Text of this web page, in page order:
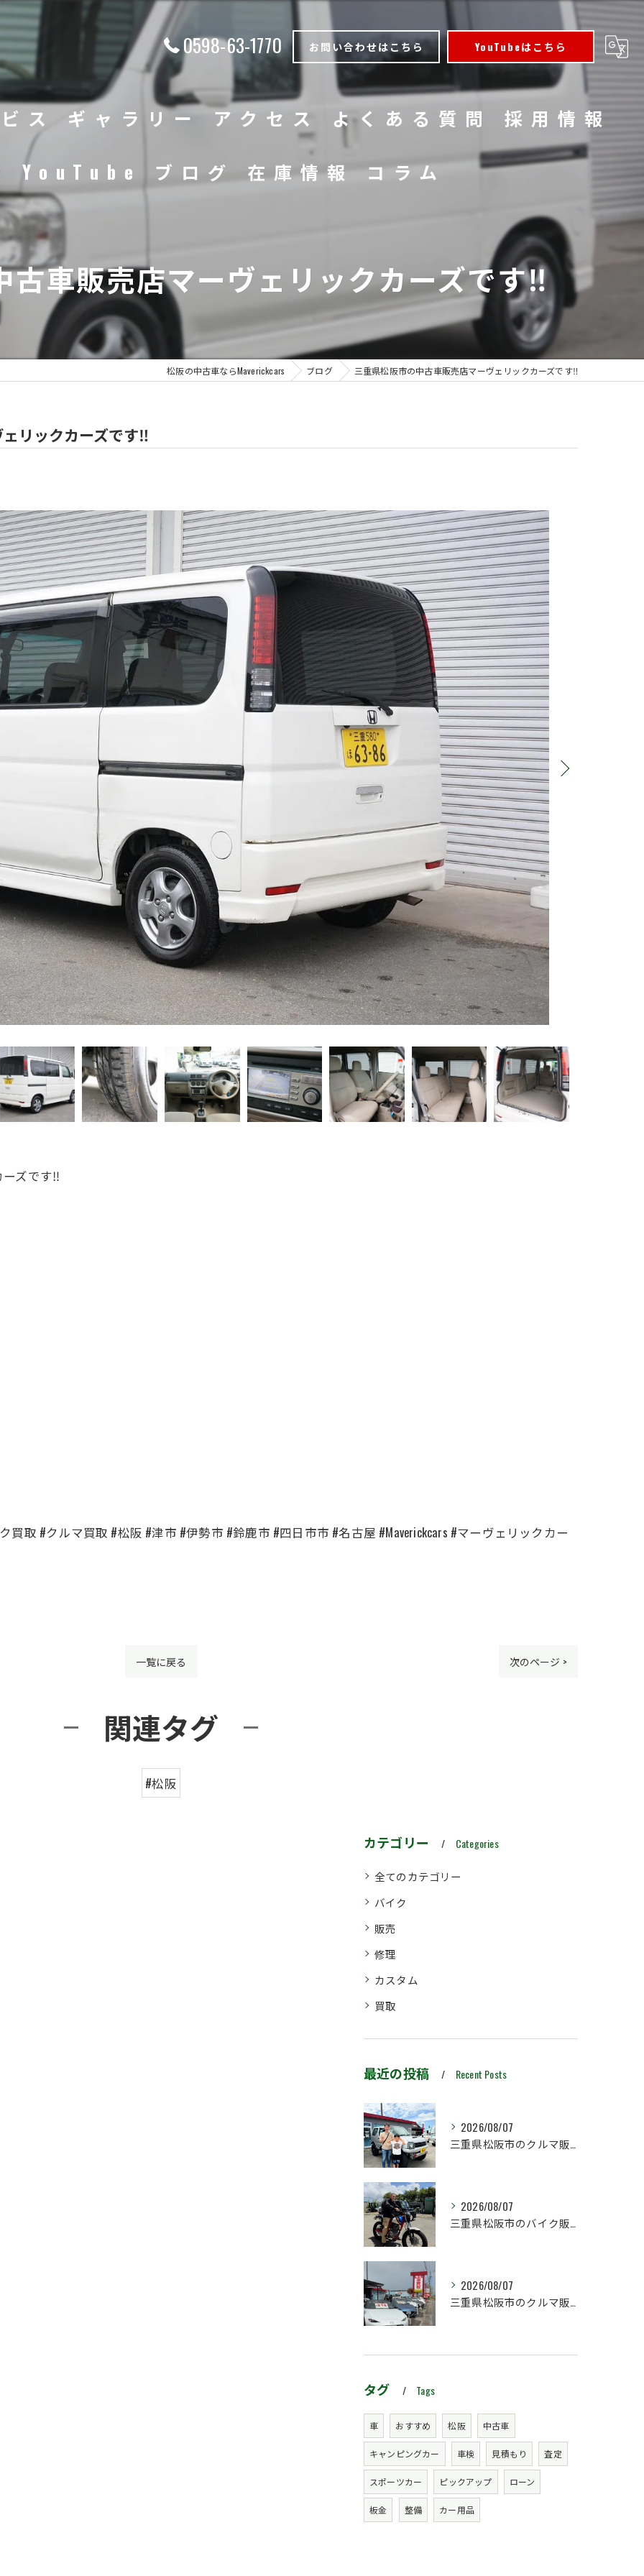
0598-63-1770 お問い合わせはこちら YouTubeはこちら
ス ギャラリー アクセス よくある質問 採用情報
YouTube ブログ 在庫情報 コラム
古車販売店マーヴェリックカーズです‼️
松阪の中古車ならMaverickcars ブログ 三重県松阪市の中古車販売店マーヴェリックカーズです‼️
リックカーズです‼️
ズです‼️
取 #クルマ買取 #松阪 #津市 #伊勢市 #鈴鹿市 #四日市市 #名古屋 #Maverickcars #マーヴェリックカー
一覧に戻る 次のページ >
関連タグ
#松阪
カテゴリー Categories
全てのカテゴリー
バイク
販売
修理
カスタム
買取
最近の投稿 Recent Posts
2026/08/07
三重県松阪市のクルマ販売店マーヴェリックカーズです‼️
2026/08/07
三重県松阪市のバイク販売店マーヴェリックカーズです‼️
2026/08/07
三重県松阪市のクルマ販売店マーヴェリックカーズです‼️
タグ Tags
車 おすすめ 松阪 中古車
キャンピングカー 車検 見積もり 査定
スポーツカー ピックアップ ローン
板金 整備 カー用品